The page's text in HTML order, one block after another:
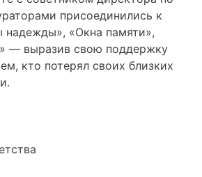
присоединились к
надежды», «Окна памяти»,
— выразив свою поддержку
кто потерял своих близких